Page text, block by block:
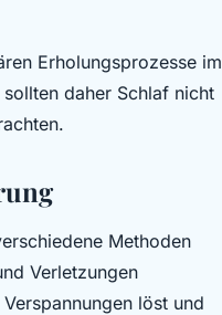
Erholungsprozesse im
daher Schlaf nicht
Methoden
Verletzungen
löst und